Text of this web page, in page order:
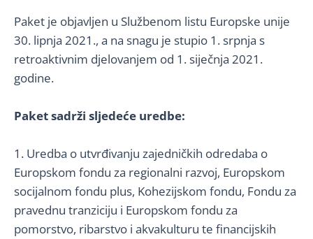
Paket je objavljen u Službenom listu Europske unije
30. lipnja 2021., a na snagu je stupio 1. srpnja s
retroaktivnim djelovanjem od 1. siječnja 2021.
godine.
Paket sadrži sljedeće uredbe:
1. Uredba o utvrđivanju zajedničkih odredaba o
Europskom fondu za regionalni razvoj, Europskom
socijalnom fondu plus, Kohezijskom fondu, Fondu za
pravednu tranziciju i Europskom fondu za
pomorstvo, ribarstvo i akvakulturu te financijskih